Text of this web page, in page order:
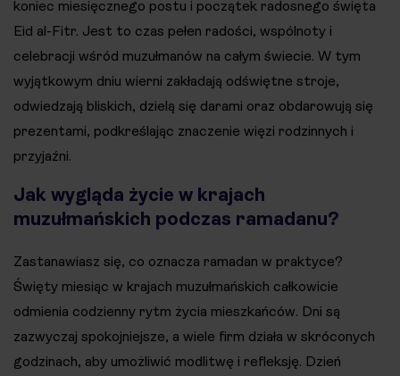
koniec miesięcznego postu i początek radosnego święta
Eid al-Fitr. Jest to czas pełen radości, wspólnoty i
celebracji wśród muzułmanów na całym świecie. W tym
wyjątkowym dniu wierni zakładają odświętne stroje,
odwiedzają bliskich, dzielą się darami oraz obdarowują się
prezentami, podkreślając znaczenie więzi rodzinnych i
przyjaźni.
Jak wygląda życie w krajach
muzułmańskich podczas ramadanu?
Zastanawiasz się, co oznacza ramadan w praktyce?
Święty miesiąc w krajach muzułmańskich całkowicie
odmienia codzienny rytm życia mieszkańców. Dni są
zazwyczaj spokojniejsze, a wiele firm działa w skróconych
godzinach, aby umożliwić modlitwę i refleksję. Dzień